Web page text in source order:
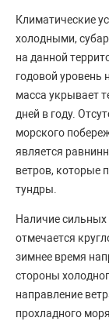
Климатические
холодными,
на данной
годовой
масса укрывает
дней в году.
морского
является
ветров, которые
тундры.
Наличие сильных
отмечается
зимнее время
стороны
направление
прохладного